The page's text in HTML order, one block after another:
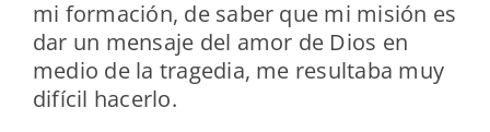
mi formación, de saber que mi misión es
dar un mensaje del amor de Dios en
medio de la tragedia, me resultaba muy
difícil hacerlo.